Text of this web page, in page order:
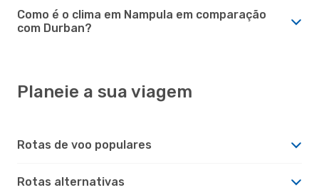
Como é o clima em Nampula em comparação
com Durban?
Planeie a sua viagem
Rotas de voo populares
Rotas alternativas